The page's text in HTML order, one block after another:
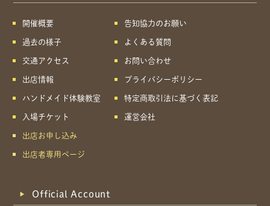
開催概要
過去の様子
交通アクセス
出店情報
ハンドメイド体験教室
入場チケット
出店お申し込み
出店者専用ページ
告知協力のお願い
よくある質問
お問い合わせ
プライバシーポリシー
特定商取引法に基づく表記
運営会社
Official Account